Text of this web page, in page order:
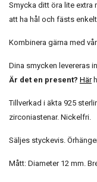
Smycka ditt öra lite extra
att ha hål och fästs
Kombinera gärna med
Dina smycken levereras
Är det en present? Här
Tillverkad i äkta 925
zirconiastenar. Nickelfri.
Säljes styckevis.
Mått: Diameter 12 mm.